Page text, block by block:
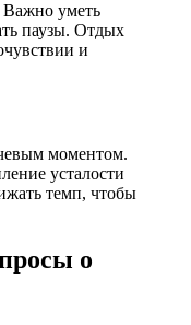
Важно уметь
паузы. Отдых
и
моментом.
усталости
темп, чтобы
о